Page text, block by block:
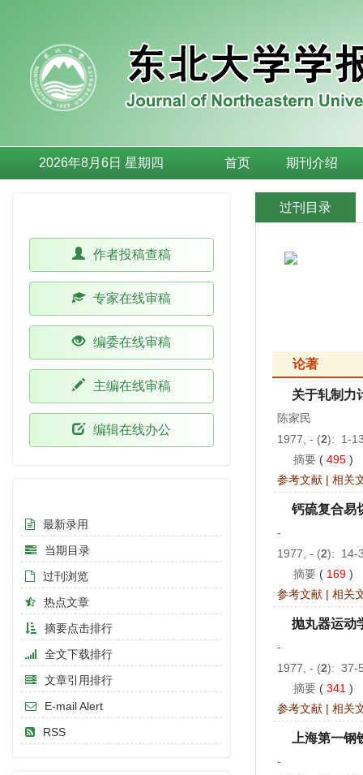
2026年8月6日 星期四 首页 期刊介绍
过刊目录
论著
关于轧制力
陈家民
1977, - (2): 1-
摘要 ( 495 )
参考文献 | 相关
钙硫复合
-
1977, - (2): 14-
摘要 ( 169 )
参考文献 | 相关
抛丸器运动
-
1977, - (2): 37-
摘要 ( 341 )
参考文献 | 相关
上海第一
-
作者投稿查稿
专家在线审稿
编委在线审稿
主编在线审稿
编辑在线办公
最新录用
当期目录
过刊浏览
热点文章
摘要点击排行
全文下载排行
文章引用排行
E-mail Alert
RSS